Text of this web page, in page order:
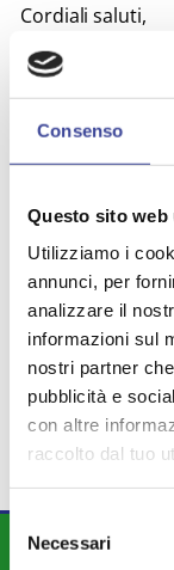
Consenso
Questo sito
Utilizziamo i
annunci, per
analizzare il
informazioni sul
nostri partner
pubblicità e
con altre
raccolto dal tuo
Selezione
delNecessari
Cordiali saluti,
Vice Segretario
TEMI PIÙ VISTI
SMART
PATTO DI
ATTIVITA'
EDILIZIA
DIPARTIMENTI